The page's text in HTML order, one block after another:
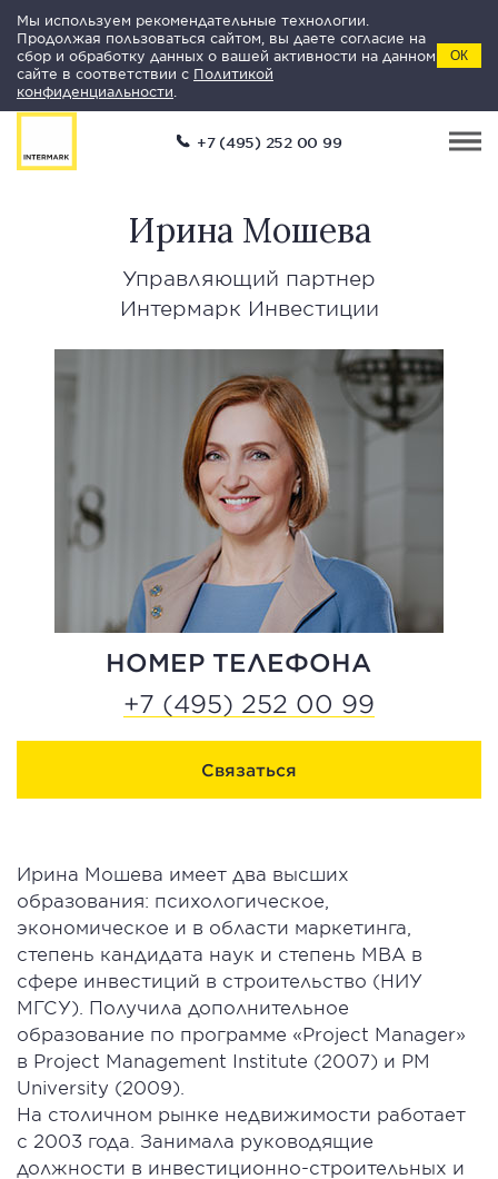
Мы используем рекомендательные технологии.
Продолжая пользоваться сайтом, вы даете согласие на
сбор и обработку данных о вашей активности на данном
сайте в соответствии с Политикой
конфиденциальности
ОК
+7 (495) 252 00 99
Ирина Мошева
Управляющий партнер
Интермарк Инвестиции
НОМЕР ТЕЛЕФОНА
+7 (495) 252 00 99
Связаться
Ирина Мошева имеет два высших
образования: психологическое,
экономическое и в области маркетинга,
степень кандидата наук и степень MBA в
сфере инвестиций в строительство (НИУ
МГСУ). Получила дополнительное
образование по программе «Project Manager»
в Project Management Institute (2007) и PM
University (2009).
На столичном рынке недвижимости работает
с 2003 года. Занимала руководящие
должности в инвестиционно-строительных и